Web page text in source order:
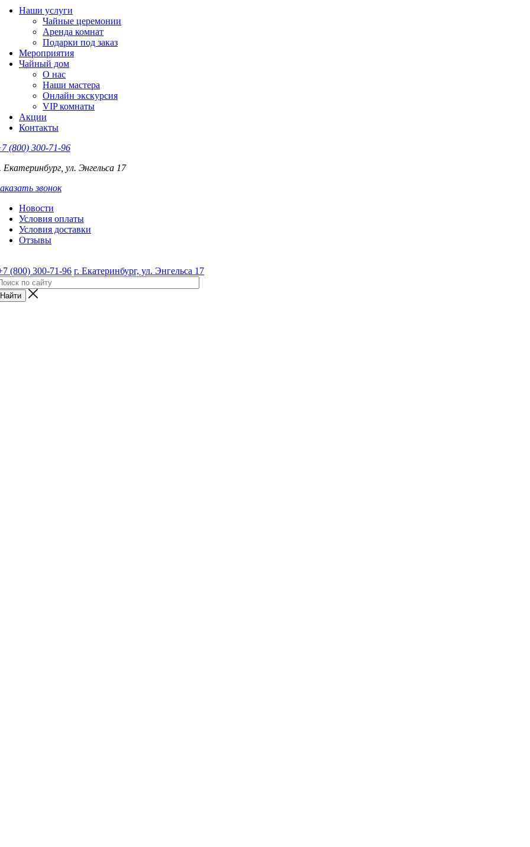
Наши услуги
Чайные церемонии
Аренда комнат
Подарки под заказ
Мероприятия
Чайный дом
О нас
Наши мастера
Онлайн экскурсия
VIP комнаты
Акции
Контакты
(800) 300-71-96
Екатеринбург, ул. Энгельса 17
звонок
Новости
Условия оплаты
Условия доставки
Отзывы
(800) 300-71-96 г. Екатеринбург, ул. Энгельса 17